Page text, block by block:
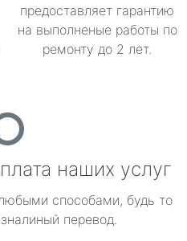
предоставляет гарантию
на выполненые работы по
ремонту до 2 лет.
наших услуг
способами, будь то
перевод.